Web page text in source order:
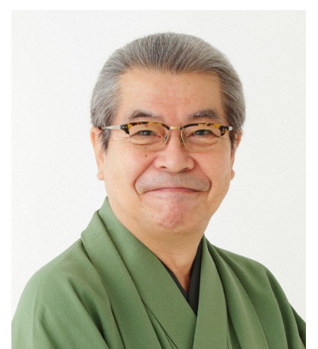
謙虚で奥ゆかしい県民性なのか、美味しいのが当たり前
すぎて気がつかないのか。このドラマをきっかけにもっ
と堂々と富山をアピールしたいと思っています。
すし屋の大将役・立川志の輔